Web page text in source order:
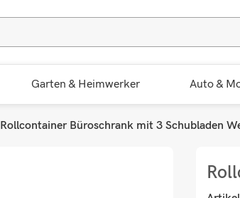
Garten & Heimwerker Auto &
Rollcontainer Büroschrank mit 3 Schubladen